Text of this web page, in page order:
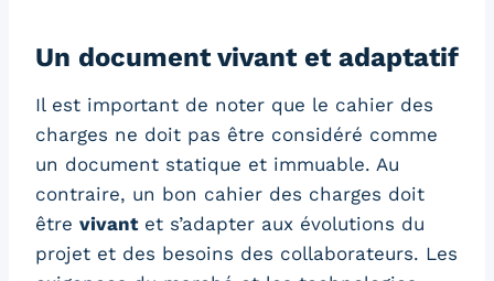
Un document vivant et adaptatif
Il est important de noter que le cahier des
charges ne doit pas être considéré comme
un document statique et immuable. Au
contraire, un bon cahier des charges doit
être vivantet s’adapter aux évolutions du
projet et des besoins des collaborateurs. Les